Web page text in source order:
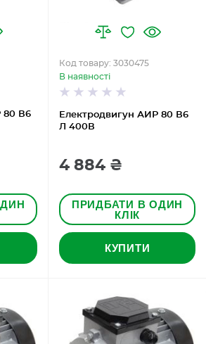
80 В6
Електродвигун АИР 80 В6
Л 400В
Код товару: 3030475
В наявності
4 884 ₴
ПРИДБАТИ В ОДИН
КЛІК
КУПИТИ